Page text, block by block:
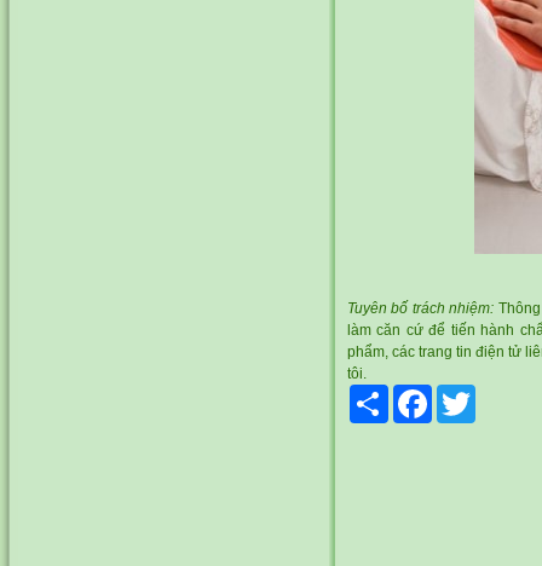
Tuyên bố trách nhiệm:
làm căn cứ để tiến hành
phẩm, các trang tin điện tử
tôi.
Share
Facebook